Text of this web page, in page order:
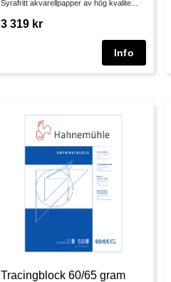
Syrafritt akvarellpapper av hög kvalite...
3 319 kr
Tracingblock 60/65 gram